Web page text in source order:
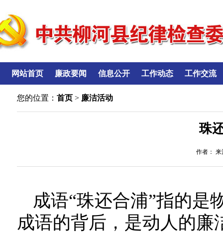
网站首页 廉政要闻 信息公开 工作动态 工作交流
您的位置：首页 > 廉洁活动
珠
作者： 来
成语“珠还合浦”指的是
成语的背后，是动人的